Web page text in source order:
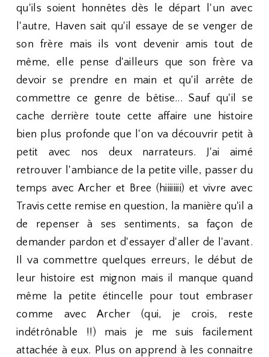
qu'ils soient honnêtes dès le départ l'un avec
l'autre, Haven sait qu'il essaye de se venger de
son frère mais ils vont devenir amis tout de
même, elle pense d'ailleurs que son frère va
devoir se prendre en main et qu'il arrête de
commettre ce genre de bêtise... Sauf qu'il se
cache derrière toute cette affaire une histoire
bien plus profonde que l'on va découvrir petit à
petit avec nos deux narrateurs. J'ai aimé
retrouver l'ambiance de la petite ville, passer du
temps avec Archer et Bree (hiiiiiiii) et vivre avec
Travis cette remise en question, la manière qu'il a
de repenser à ses sentiments, sa façon de
demander pardon et d'essayer d'aller de l'avant.
Il va commettre quelques erreurs, le début de
leur histoire est mignon mais il manque quand
même la petite étincelle pour tout embraser
comme avec Archer (qui, je crois, reste
indétrônable !!) mais je me suis facilement
attachée à eux. Plus on apprend à les connaitre